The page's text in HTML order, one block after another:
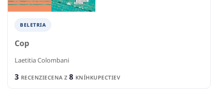
BELETRIA
Cop
Laetitia Colombani
3 RECENZIECENA Z 8 KNÍHKUPECTIEV